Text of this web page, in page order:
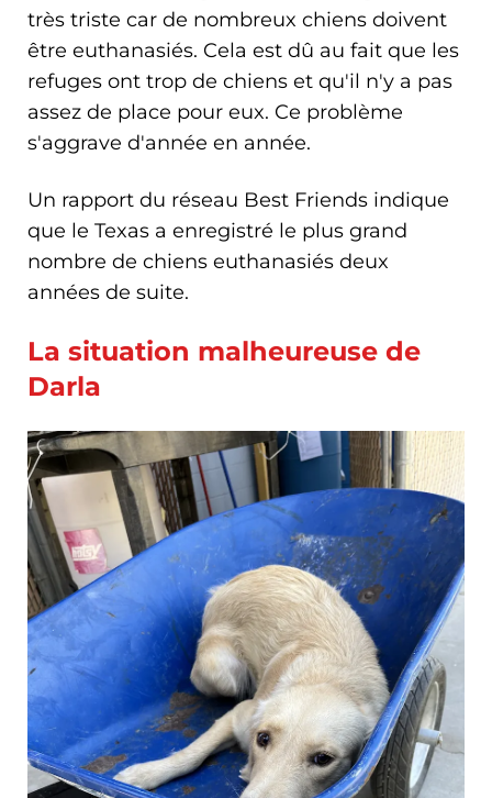
très triste car de nombreux chiens doivent
être euthanasiés. Cela est dû au fait que les
refuges ont trop de chiens et qu'il n'y a pas
assez de place pour eux. Ce problème
s'aggrave d'année en année.
Un rapport du réseau Best Friends indique
que le Texas a enregistré le plus grand
nombre de chiens euthanasiés deux
années de suite.
La situation malheureuse de
Darla